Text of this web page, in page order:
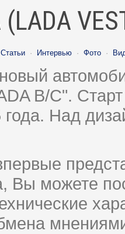
Статьи · Интервью · Фото ·
B/C".
года. Над
Вы можете